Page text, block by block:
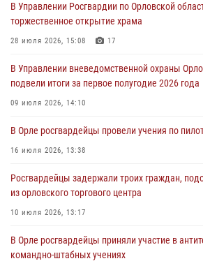
Росгвардейцы обеспечили безопасность во
Дня ВДВ
В Орле росгвардейцы приняли участие в
участке
Жительница Мценска сдала в Росгвардию
31 июля 2026, 13:16
В Управлении Росгвардии по Орловской
торжественное открытие храма
28 июля 2026, 15:08 17
В Управлении вневедомственной охраны
подвели итоги за первое полугодие 2026 года
09 июля 2026, 14:10
В Орле росгвардейцы провели учения по
16 июля 2026, 13:38
Росгвардейцы задержали троих граждан,
из орловского торгового центра
10 июля 2026, 13:17
В Орле росгвардейцы приняли участие в
командно-штабных учениях